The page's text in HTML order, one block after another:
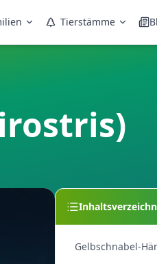
Tierstämme
Gelbschnabel-